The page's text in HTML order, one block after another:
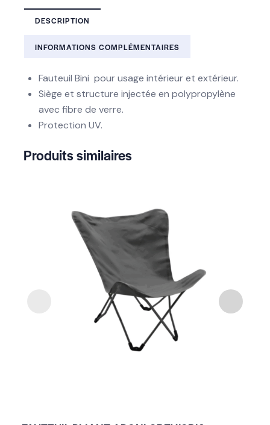
DESCRIPTION
INFORMATIONS COMPLÉMENTAIRES
Fauteuil Bini pour usage intérieur et extérieur.
Siège et structure injectée en polypropylène
avec fibre de verre.
Protection UV.
Produits similaires